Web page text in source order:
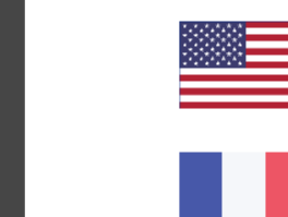
100% coton
coupe Relaxed fit